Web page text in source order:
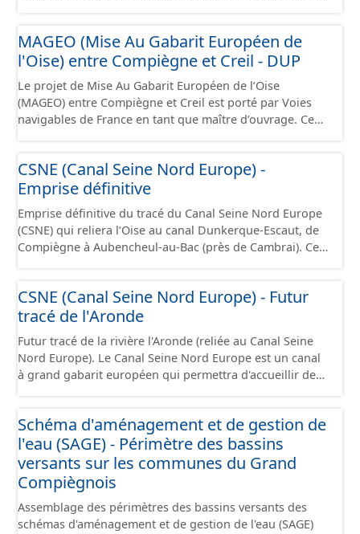
jusque 11,40 mètres de large, pouvant contenir 4 400
tonnes de marchandises, soit l'équivalent de 220
la partie du sud CSNE.
MAGEO (Mise Au Gabarit Européen de
l'Oise) entre Compiègne et Creil - DUP
Le projet de Mise Au Gabarit Européen de l’Oise
(MAGEO) entre Compiègne et Creil est porté par Voies
navigables de France en tant que maître d’ouvrage. Ce
Creil, afin d’accueillir des convois gabarit européen Vb
transportant jusqu’à 4 400 tonnes de marchandises. Ce
projet se situe au débouché sud du canal Seine-Nord
Europe, maillon central de la liaison fluviale Seine-
Escaut. Il s’étend sur 42 kilomètres de linéaire, depuis le
pont SNCF de Compiègne jusqu’à l’écluse de Creil, et
Cette ressource contient le périmètre de la déclaration
d'utilité publique (DUP).
CSNE (Canal Seine Nord Europe) -
Emprise définitive
Emprise définitive du tracé du Canal Seine Nord Europe
(CSNE) qui reliera l’Oise au canal Dunkerque-Escaut, de
Compiègne à Aubencheul-au-Bac (près de Cambrai). Ce
jusque 11,40 mètres de large, pouvant contenir 4 400
tonnes de marchandises, soit l'équivalent de 220
la partie du sud CSNE.
CSNE (Canal Seine Nord Europe) - Futur
tracé de l'Aronde
Futur tracé de la rivière l'Aronde (reliée au Canal Seine
Nord Europe). Le Canal Seine Nord Europe est un canal
à grand gabarit européen qui permettra d'accueillir des
tonnes de marchandises, soit l'équivalent de 220
camions. Il reliera l’Oise au canal Dunkerque-Escaut, de
Compiègne à Aubencheul-au-Bac (près de Cambrai).
Schéma d'aménagement et de gestion de
l'eau (SAGE) - Périmètre des bassins
versants sur les communes du Grand
Compiègnois
Assemblage des périmètres des bassins versants des
schémas d'aménagement et de gestion de l'eau (SAGE)